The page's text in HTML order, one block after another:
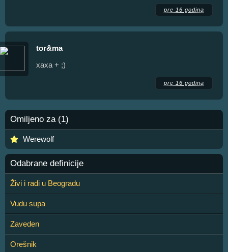
pre 16 godina
tor&ma
xaxa + ;)
pre 16 godina
Omiljeno za (1)
Werewolf
Odabrane definicije
Živi i radi u Beogradu
Vudu supa
Zaveden
Orešnik